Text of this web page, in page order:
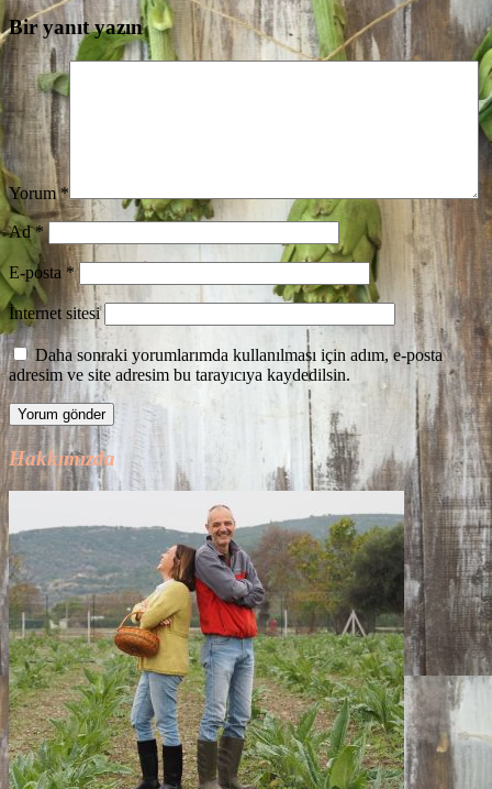
Bir yanıt yazın
Yorum*
Ad*
E-posta *
İnternet sitesi
Daha sonraki yorumlarımda kullanılması için adım, e-posta
adresim ve site adresim bu tarayıcıya kaydedilsin.
Hakkımızda